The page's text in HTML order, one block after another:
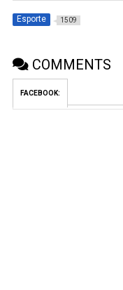
Esporte 1509
COMMENTS
FACEBOOK: